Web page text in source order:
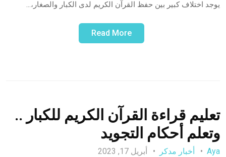
يوجد اختلاف كبير بين حفظ القرآن الكريم لدى الكبار والصغار،…
Read More
تعليم قراءة القرآن الكريم للكبار ..
وتعلم أحكام التجويد
Aya أخبار مدكر أبريل 17, 2023